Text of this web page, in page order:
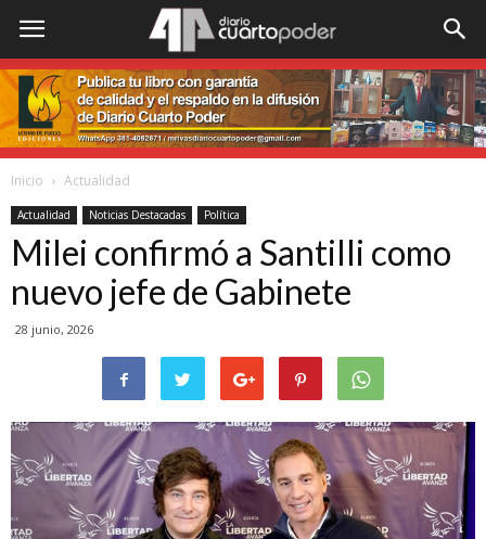
Inicio Actualidad
Actualidad Noticias Destacadas Política
Milei confirmó a Santilli como
nuevo jefe de Gabinete
28 junio, 2026